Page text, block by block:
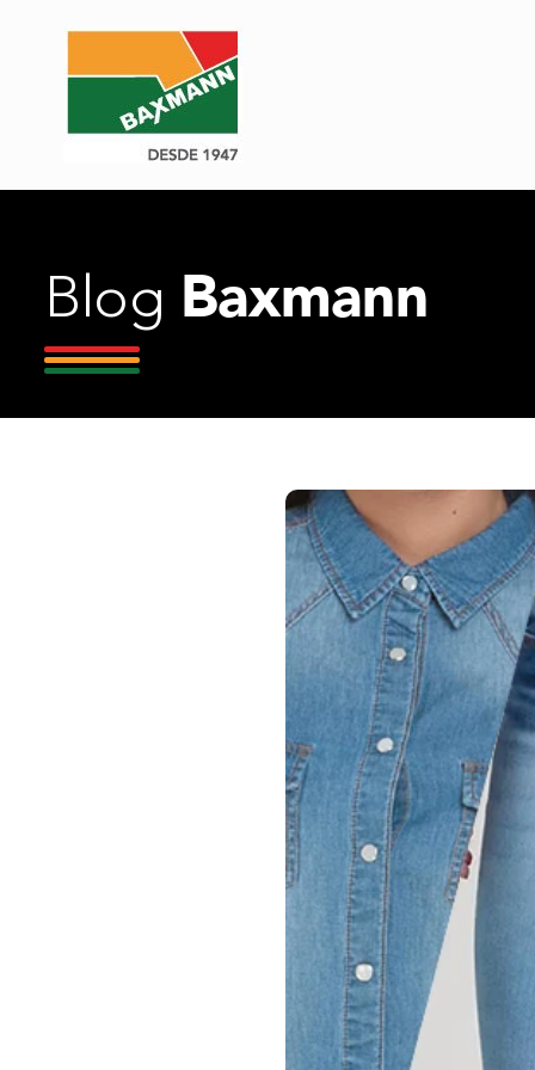
Blog Baxmann